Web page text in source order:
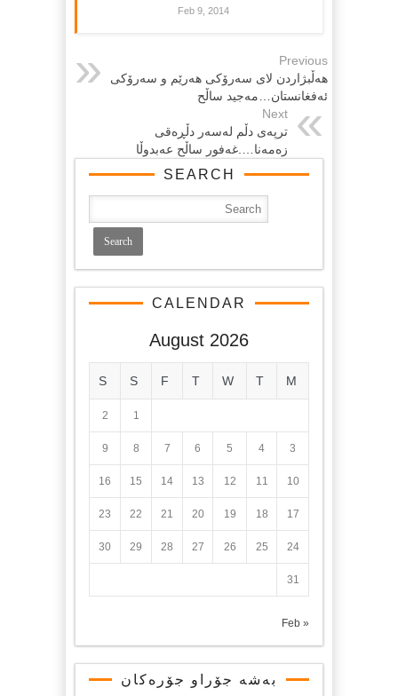
Feb 9, 2014
Previous
هه‌ڵبژاردن لای‌ سه‌رۆكی‌ هه‌رێم و سه‌رۆكی
ئه‌فغانستان…مه‌جید ساڵح
Next
ترپه‌ی دڵم له‌سه‌ر دڵڕه‌قی
زه‌مه‌نا….غه‌فور ساڵح عه‌بدوڵا
SEARCH
CALENDAR
August 2026
M
T
W
T
F
S
S
1
2
3
4
5
6
7
8
9
10
11
12
13
14
15
16
17
18
19
20
21
22
23
24
25
26
27
28
29
30
31
« Feb
بەشە جۆراو جۆرەکان